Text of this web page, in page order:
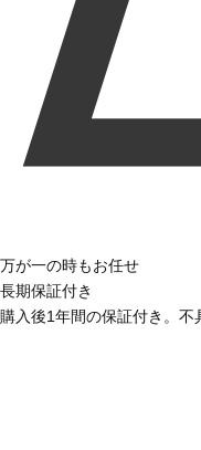
万が一の時もお任せ
長期保証付き
購入後1年間の保証付き。